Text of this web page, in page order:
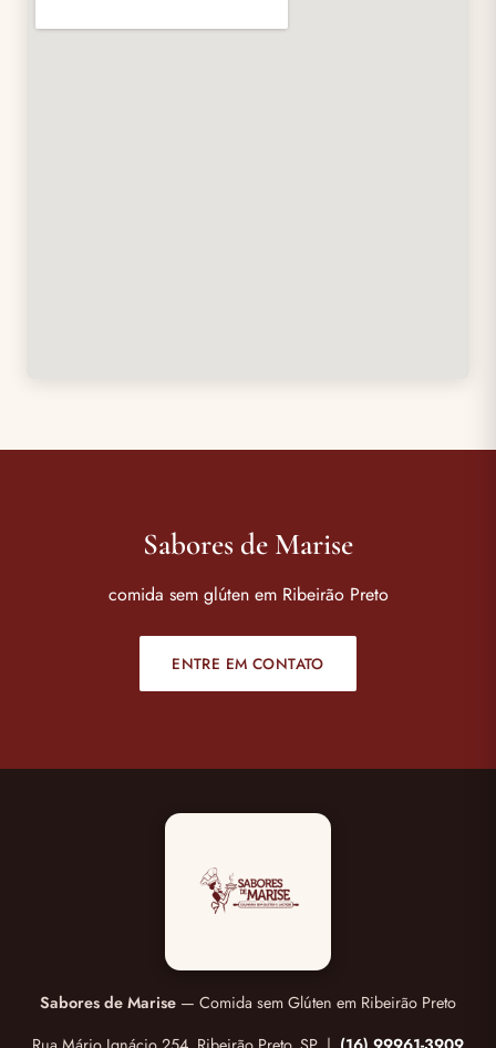
Sabores de Marise
comida sem glúten em Ribeirão Preto
ENTRE EM CONTATO
Sabores de Marise — Comida sem Glúten em Ribeirão Preto